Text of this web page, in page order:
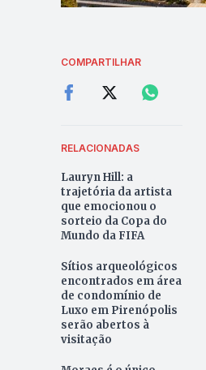
COMPARTILHAR
RELACIONADAS
Lauryn Hill: a
trajetória da artista
que emocionou o
sorteio da Copa do
Mundo da FIFA
Sítios arqueológicos
encontrados em área
de condomínio de
Luxo em Pirenópolis
serão abertos à
visitação